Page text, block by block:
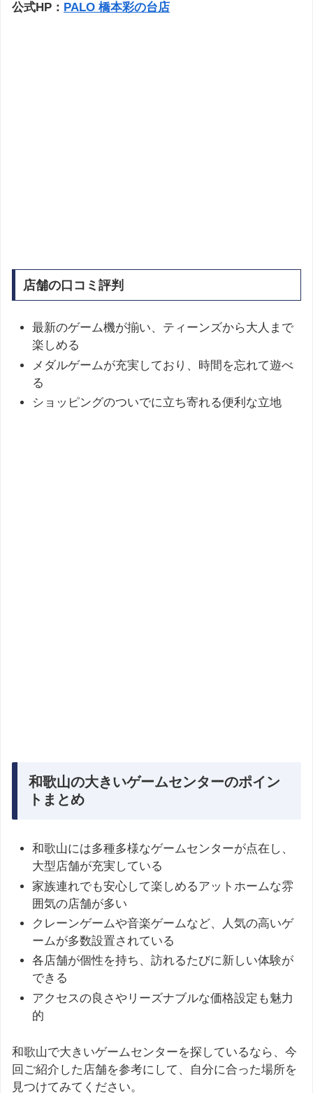
公式HP： PALO 橋本彩の台店
店舗の口コミ評判
最新のゲーム機が揃い、ティーンズから大人まで
楽しめる
メダルゲームが充実しており、時間を忘れて遊べ
る
ショッピングのついでに立ち寄れる便利な立地
和歌山の大きいゲームセンターのポイン
トまとめ
和歌山には多種多様なゲームセンターが点在し、
大型店舗が充実している
家族連れでも安心して楽しめるアットホームな雰
囲気の店舗が多い
クレーンゲームや音楽ゲームなど、人気の高いゲ
ームが多数設置されている
各店舗が個性を持ち、訪れるたびに新しい体験が
できる
アクセスの良さやリーズナブルな価格設定も魅力
的
和歌山で大きいゲームセンターを探しているなら、今
回ご紹介した店舗を参考にして、自分に合った場所を
見つけてみてください。